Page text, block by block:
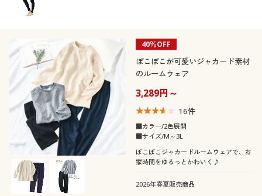
40％OFF
ぽこぽこが可愛いジャカード素材
のルームウェア
3,289円～
16件
■カラー/2色展開
■サイズ/M～3L
ぽこぽこジャカードルームウェアで、お
家時間をゆるっとかわいく♪
2026年春夏販売商品